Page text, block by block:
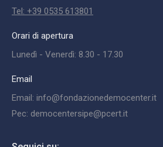
Tel: +39 0535 613801
Orari di apertura
Lunedì - Venerdì: 8.30 - 17.30
Email
Email: info@fondazionedemocenter.it
Pec: democentersipe@pcert.it